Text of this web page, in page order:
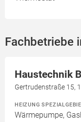
Fachbetriebe
Haustechnik
Gertrudenstraße 15,
HEIZUNG
Wärmepumpe,